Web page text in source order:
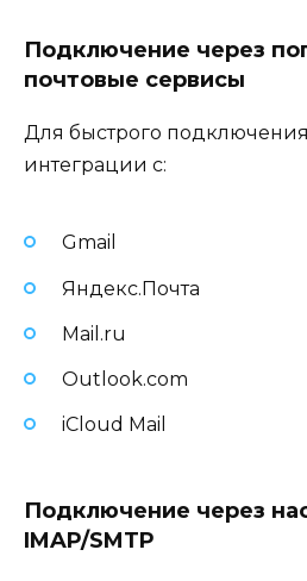
Подключение через
почтовые сервисы
Для быстрого
интеграции с:
Gmail
Яндекс.Почта
Mail.ru
Outlook.com
iCloud Mail
Подключение через
IMAP/SMTP